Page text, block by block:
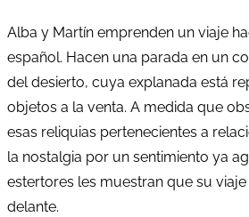
Alba y Martín emprenden un viaje
español. Hacen una parada en un
del desierto, cuya explanada está
objetos a la venta. A medida que
esas reliquias pertenecientes a
la nostalgia por un sentimiento ya
estertores les muestran que su
delante.